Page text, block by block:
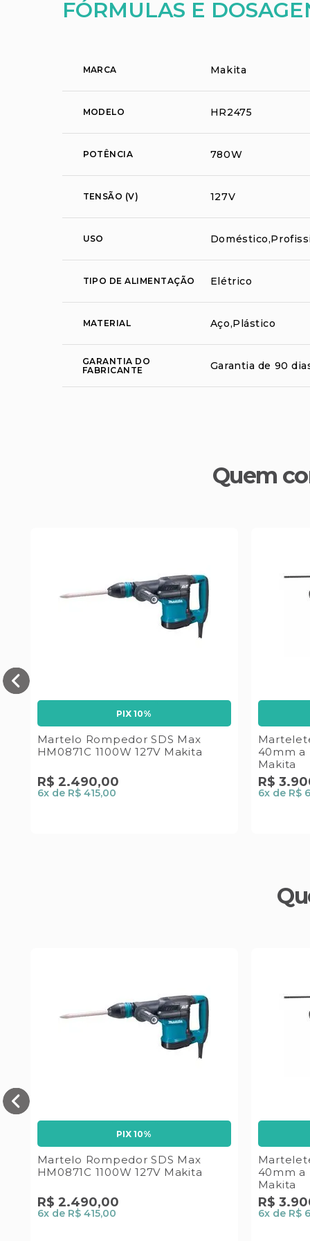
FÓRMULAS E
MARCA Makita
MODELO HR2475
POTÊNCIA 780W
TENSÃO (V) 127V
USO
TIPO DE ALIMENTAÇÃO Elétrico
MATERIAL Aço,Plástico
GARANTIA DO
FABRICANTE
Garantia de 90
Quem
PIX 10%
Martelo Rompedor SDS Max
HM0871C 1100W 127V Makita
R$ 2.490,00
6x de R$ 415,00
40mm a
Makita
R$ 3.
6x de R$
PIX 10%
Martelo Rompedor SDS Max
HM0871C 1100W 127V Makita
R$ 2.490,00
6x de R$ 415,00
40mm a
Makita
R$ 3.
6x de R$